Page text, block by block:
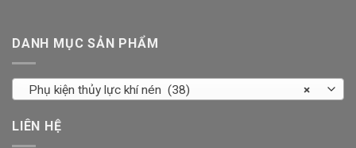
DANH MỤC SẢN PHẨM
×
Phụ kiện thủy lực khí nén (38)
LIÊN HỆ